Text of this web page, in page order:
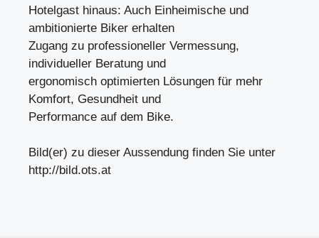
Hotelgast hinaus: Auch Einheimische und
ambitionierte Biker erhalten
Zugang zu professioneller Vermessung,
individueller Beratung und
ergonomisch optimierten Lösungen für mehr
Komfort, Gesundheit und
Performance auf dem Bike.
Bild(er) zu dieser Aussendung finden Sie unter
http://bild.ots.at